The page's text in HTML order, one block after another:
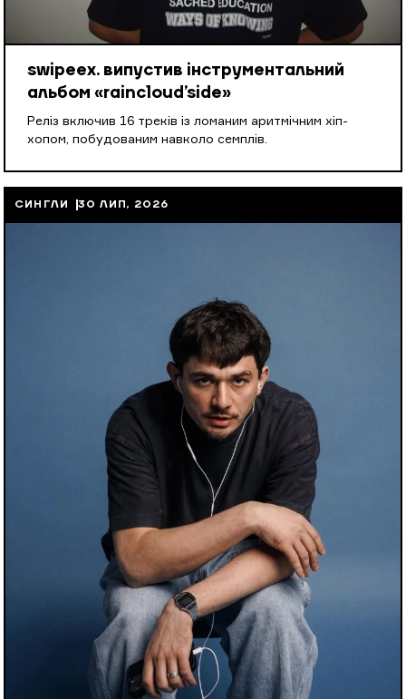
swipeex. випустив інструментальний
альбом «raincloud’side»
Реліз включив 16 треків із ломаним аритмічним хіп-
хопом, побудованим навколо семплів.
СИНГЛИ 30 ЛИП, 2026